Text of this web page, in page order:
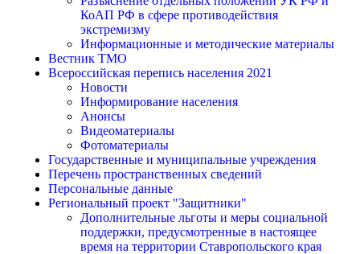
КоАП РФ в сфере противодействия
экстремизму
Информационные и методические материалы
Вестник ТМО
Всероссийская перепись населения 2021
Новости
Информирование населения
Анонсы
Видеоматериалы
Фотоматериалы
Государственные и муниципальные учреждения
Перечень пространственных сведений
Персональные данные
Региональный проект "Защитники"
Дополнительные льготы и меры социальной
поддержки, предусмотренные в настоящее
время на территории Ставропольского края